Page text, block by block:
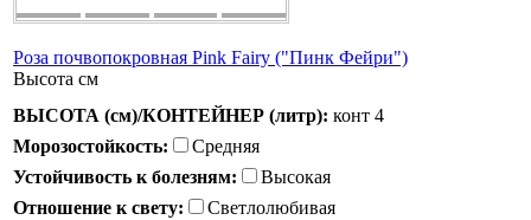
Роза почвопокровная Pink Fairy ("Пинк Фейри")
Высота см
ВЫСОТА (см)/КОНТЕЙНЕР (литр): конт 4
Морозостойкость:
Средняя
Устойчивость к болезням:
Высокая
Отношение к свету:
Светлолюбивая